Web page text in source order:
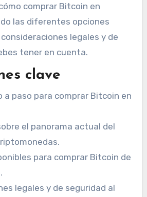
comprar Bitcoin en
las diferentes opciones
legales y de
tener en cuenta.
clave
a paso para comprar Bitcoin en
el panorama actual del
para comprar Bitcoin de
legales y de seguridad al